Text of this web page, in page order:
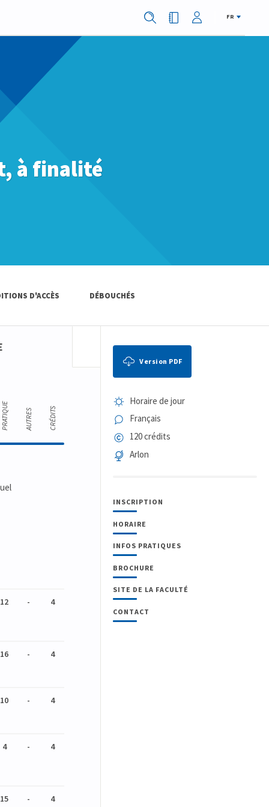
FR
à finalité
D'ACCÈS DÉBOUCHÉS
Version PDF
Horaire de jour
Français
120 crédits
Arlon
INSCRIPTION
HORAIRE
INFOS PRATIQUES
BROCHURE
SITE DE LA FACULTÉ
CONTACT
PRATIQUE AUTRES CRÉDITS
12 - 4
16 - 4
10 - 4
4 - 4
15 - 4